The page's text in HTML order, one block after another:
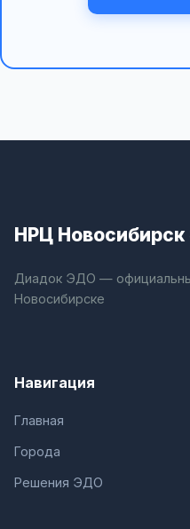
НРЦ
Диадок ЭДО —
Новосибирске
Навигация
Главная
Города
Решения ЭДО